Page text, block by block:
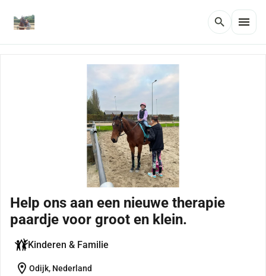
search menu
Help ons aan een nieuwe therapie
paardje voor groot en klein.
Kinderen & Familie
location_on Odijk, Nederland